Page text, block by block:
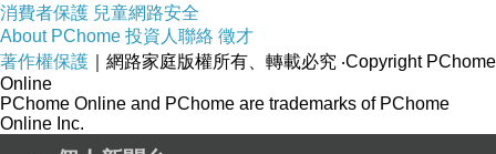
世界最迷你外型，攜帶最方便
萬用插孔設計適用世界各國設備
消費者保護 兒童網路安全
About PChome 投資人聯絡 徵才
著作權保護 ｜網路家庭版權所有、轉載必究 ‧Copyright PChome
Online
PChome Online and PChome are trademarks of PChome
Online Inc.